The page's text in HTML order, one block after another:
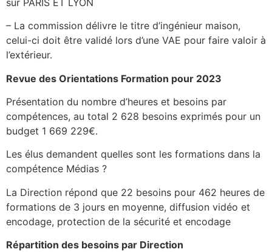
– La commission délivre le titre d’ingénieur maison,
celui-ci doit être validé lors d’une VAE pour faire valoir à
l’extérieur.
Revue des Orientations Formation pour 2023
Présentation du nombre d’heures et besoins par
compétences, au total 2 628 besoins exprimés pour un
budget 1 669 229€.
Les élus demandent quelles sont les formations dans la
compétence Médias ?
La Direction répond que 22 besoins pour 462 heures de
formations de 3 jours en moyenne, diffusion vidéo et
encodage, protection de la sécurité et encodage
Répartition des besoins par Direction